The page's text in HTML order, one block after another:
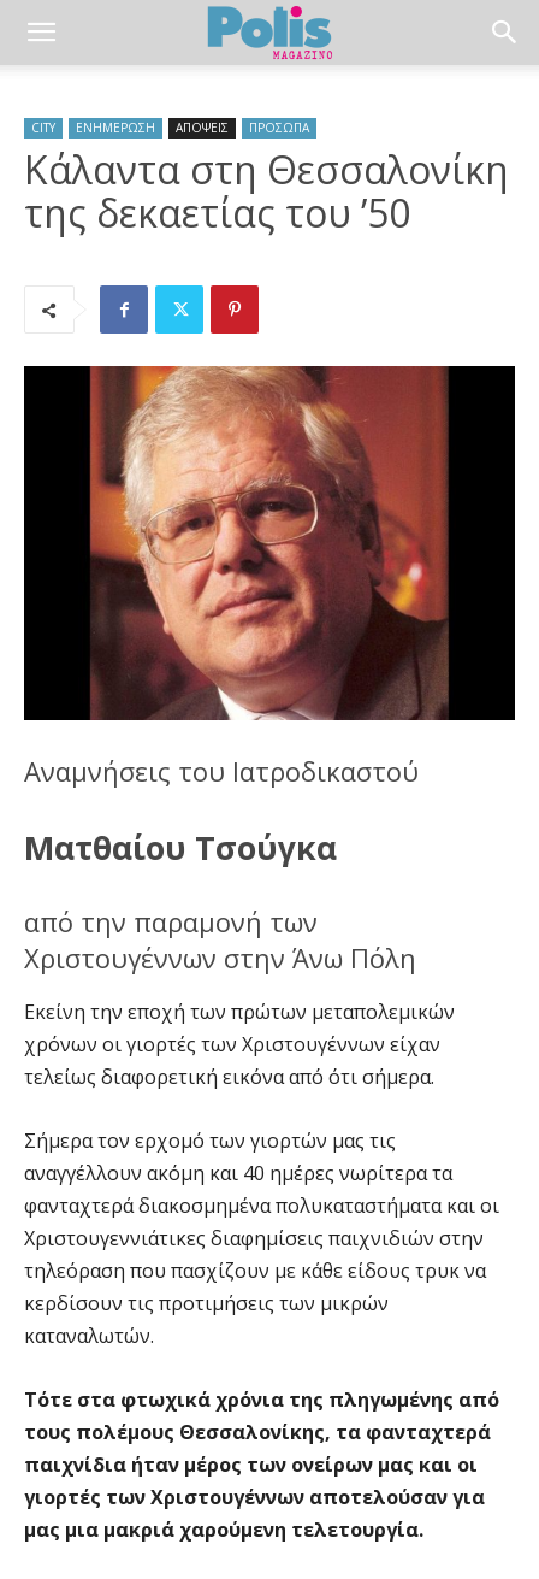
CITY ΕΝΗΜΕΡΩΣΗ ΑΠΟΨΕΙΣ ΠΡΟΣΩΠΑ
Κάλαντα στη Θεσσαλονίκη
της δεκαετίας του ’50
Αναμνήσεις του Ιατροδικαστού
Ματθαίου Τσούγκα
από την παραμονή των
Χριστουγέννων στην Άνω Πόλη
Εκείνη την εποχή των πρώτων μεταπολεμικών
χρόνων οι γιορτές των Χριστουγέννων είχαν
τελείως διαφορετική εικόνα από ότι σήμερα.
Σήμερα τον ερχομό των γιορτών μας τις
αναγγέλλουν ακόμη και 40 ημέρες νωρίτερα τα
φανταχτερά διακοσμημένα πολυκαταστήματα και οι
Χριστουγεννιάτικες διαφημίσεις παιχνιδιών στην
τηλεόραση που πασχίζουν με κάθε είδους τρυκ να
κερδίσουν τις προτιμήσεις των μικρών
καταναλωτών.
Τότε στα φτωχικά χρόνια της πληγωμένης από
τους πολέμους Θεσσαλονίκης, τα φανταχτερά
παιχνίδια ήταν μέρος των ονείρων μας και οι
γιορτές των Χριστουγέννων αποτελούσαν για
μας μια μακριά χαρούμενη τελετουργία.